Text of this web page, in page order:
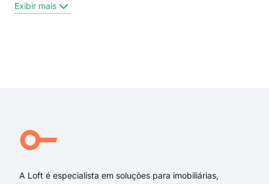
Exibir mais
A Loft é especialista em soluções para imobiliárias,